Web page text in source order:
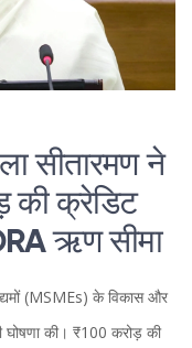
सीतारमण ने
की क्रेडिट
ऋण सीमा
(MSMEs) के विकास और
घोषणा की। ₹100 करोड़ की